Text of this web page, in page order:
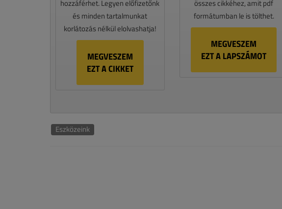
hozzáférhet. Legyen előfizetőnk
és minden tartalmunkat
korlátozás nélkül elolvashatja!
MEGVESZEM
EZT A CIKKET
összes cikkéhez, amit pdf
formátumban le is tölthet.
MEGVESZEM
EZT A LAPSZÁMOT
Eszközeink